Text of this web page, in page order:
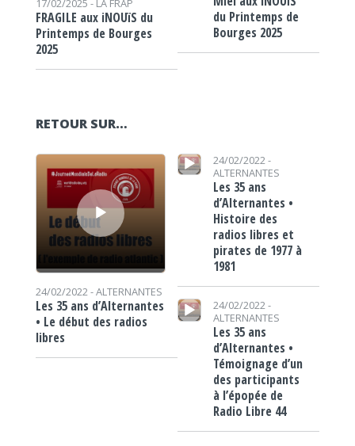
FRAGILE aux iNOUïS du
Printemps de Bourges
2025
du Printemps de
Bourges 2025
RETOUR SUR…
Lecteur audio
24/02/2022 -ALTERNANTES
Les 35 ans d’Alternantes
• Le début des radios
libres
Lecteur audio
24/02/2022 -
ALTERNANTES
Les 35 ans
d’Alternantes •
Histoire des
radios libres et
pirates de 1977 à
1981
Lecteur audio
24/02/2022 -
ALTERNANTES
Les 35 ans
d’Alternantes •
Témoignage d’un
des participants
à l’épopée de
Radio Libre 44